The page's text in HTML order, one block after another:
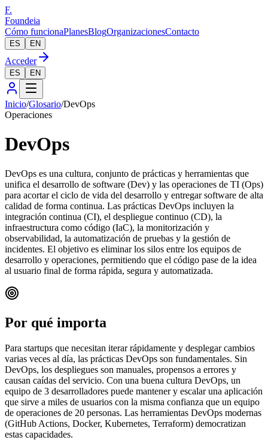
F.
Foundeia
Cómo funcionaPlanesBlogOrganizacionesContacto
ES EN
Acceder
ES EN
Inicio/Glosario/DevOps
Operaciones
DevOps
DevOps es una cultura, conjunto de prácticas y herramientas que
unifica el desarrollo de software (Dev) y las operaciones de TI (Ops)
para acortar el ciclo de vida del desarrollo y entregar software de alta
calidad de forma continua. Las prácticas DevOps incluyen la
integración continua (CI), el despliegue continuo (CD), la
infraestructura como código (IaC), la monitorización y
observabilidad, la automatización de pruebas y la gestión de
incidentes. El objetivo es eliminar los silos entre los equipos de
desarrollo y operaciones, permitiendo que el código pase de la idea
al usuario final de forma rápida, segura y automatizada.
Por qué importa
Para startups que necesitan iterar rápidamente y desplegar cambios
varias veces al día, las prácticas DevOps son fundamentales. Sin
DevOps, los despliegues son manuales, propensos a errores y
causan caídas del servicio. Con una buena cultura DevOps, un
equipo de 3 desarrolladores puede mantener y escalar una aplicación
que sirve a miles de usuarios con la misma confianza que un equipo
de operaciones de 20 personas. Las herramientas DevOps modernas
(GitHub Actions, Docker, Kubernetes, Terraform) democratizan
estas capacidades.